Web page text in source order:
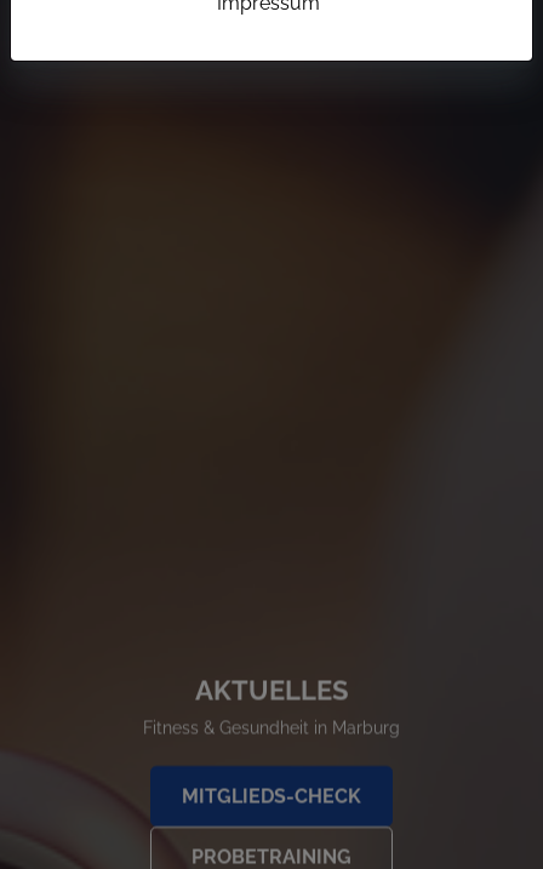
AKTUELLES
Fitness & Gesundheit in Marburg
MITGLIEDS-CHECK
PROBETRAINING